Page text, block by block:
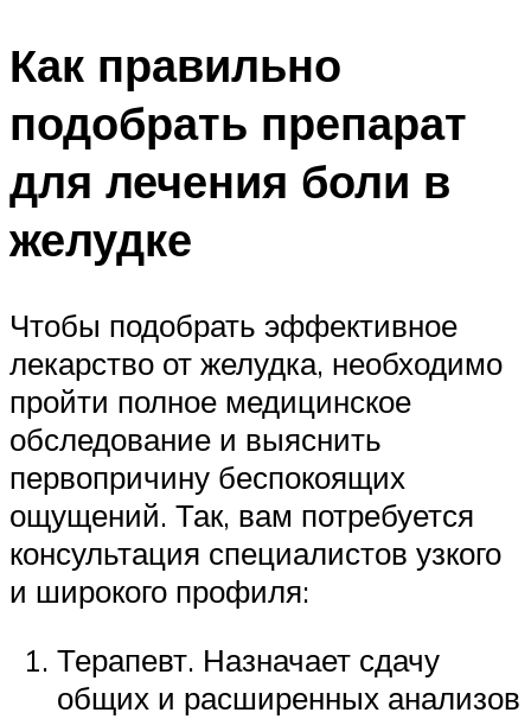
Как правильно
подобрать препарат
для лечения боли в
желудке
Чтобы подобрать эффективное
лекарство от желудка, необходимо
пройти полное медицинское
обследование и выяснить
первопричину беспокоящих
ощущений. Так, вам потребуется
консультация специалистов узкого
и широкого профиля:
Терапевт. Назначает сдачу
общих и расширенных анализов